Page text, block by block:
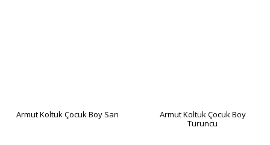
Armut Koltuk Çocuk Boy Sarı
Armut Koltuk Çocuk Boy
Turuncu